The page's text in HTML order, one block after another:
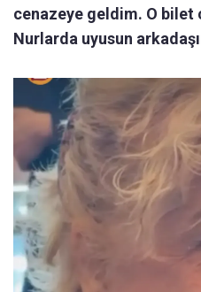
cenazeye geldim. O bilet
Nurlarda uyusun